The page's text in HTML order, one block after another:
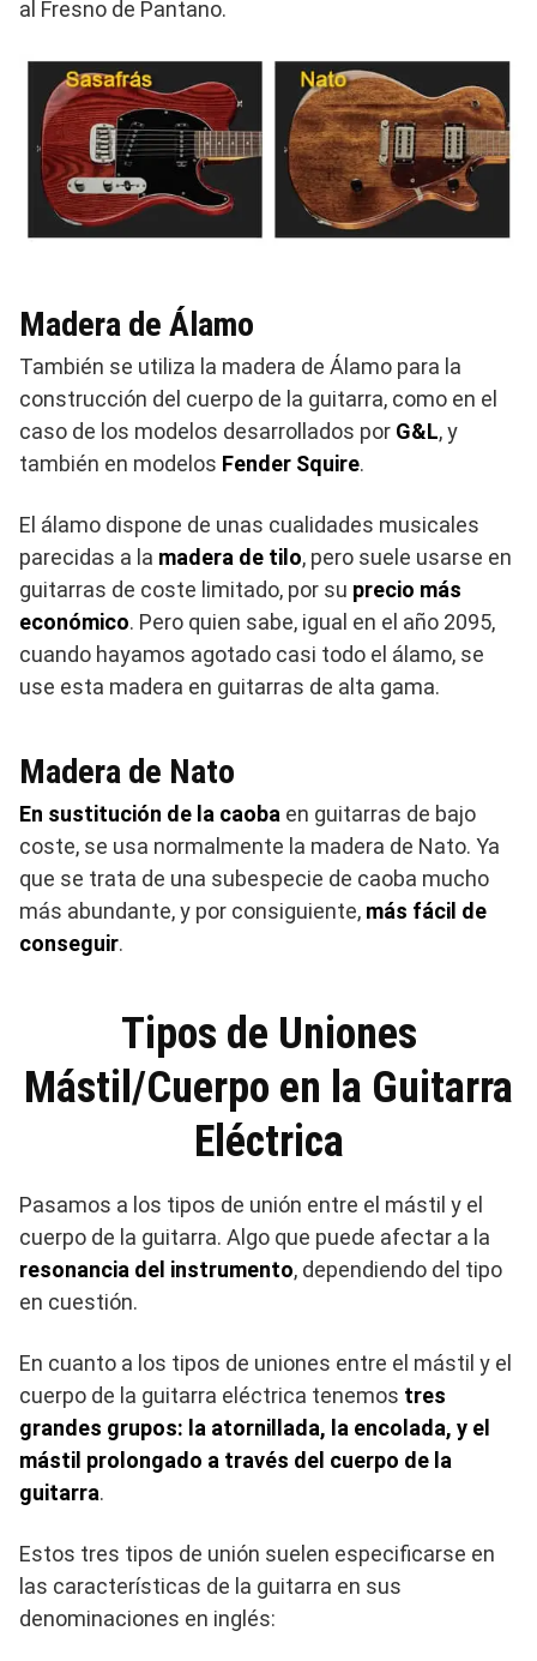
al Fresno de Pantano.
Madera de Álamo
También se utiliza la madera de Álamo para la
construcción del cuerpo de la guitarra, como en el
caso de los modelos desarrollados por G&L, y
también en modelos Fender Squire.
El álamo dispone de unas cualidades musicales
parecidas a la madera de tilo, pero suele usarse en
guitarras de coste limitado, por su precio más
económico. Pero quien sabe, igual en el año 2095,
cuando hayamos agotado casi todo el álamo, se
use esta madera en guitarras de alta gama.
Madera de Nato
En sustitución de la caoba en guitarras de bajo
coste, se usa normalmente la madera de Nato. Ya
que se trata de una subespecie de caoba mucho
más abundante, y por consiguiente, más fácil de
conseguir.
Tipos de Uniones
Mástil/Cuerpo en la Guitarra
Eléctrica
Pasamos a los tipos de unión entre el mástil y el
cuerpo de la guitarra. Algo que puede afectar a la
resonancia del instrumento, dependiendo del tipo
en cuestión.
En cuanto a los tipos de uniones entre el mástil y el
cuerpo de la guitarra eléctrica tenemos tres
grandes grupos: la atornillada, la encolada, y el
mástil prolongado a través del cuerpo de la
guitarra.
Estos tres tipos de unión suelen especificarse en
las características de la guitarra en sus
denominaciones en inglés: